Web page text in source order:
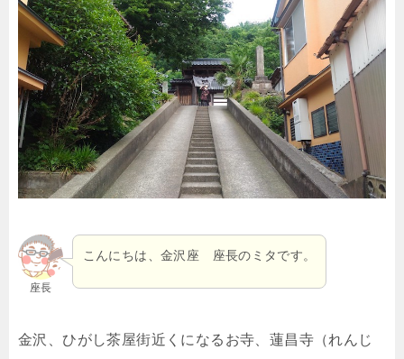
座長
こんにちは、金沢座 座長のミタです。
金沢、ひがし茶屋街近くになるお寺、蓮昌寺（れんじ